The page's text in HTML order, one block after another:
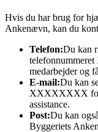
Hvis du har brug for
Ankenævn, kan du
Telefon:Du kan
medarbejder og
E-mail:Du kan
XXXXXXXX for
assistance.
Post:Du kan
Byggeriets